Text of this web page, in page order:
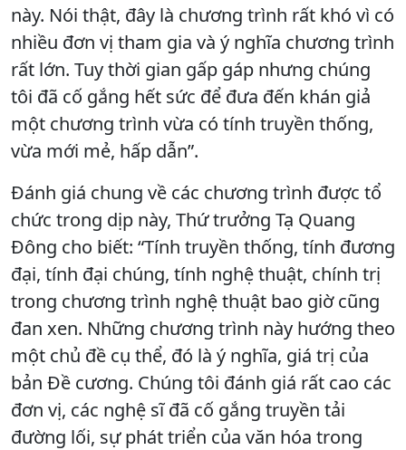
này. Nói thật, đây là chương trình rất khó vì có
nhiều đơn vị tham gia và ý nghĩa chương trình
rất lớn. Tuy thời gian gấp gáp nhưng chúng
tôi đã cố gắng hết sức để đưa đến khán giả
một chương trình vừa có tính truyền thống,
vừa mới mẻ, hấp dẫn”.
Đánh giá chung về các chương trình được tổ
chức trong dịp này, Thứ trưởng Tạ Quang
Đông cho biết: “Tính truyền thống, tính đương
đại, tính đại chúng, tính nghệ thuật, chính trị
trong chương trình nghệ thuật bao giờ cũng
đan xen. Những chương trình này hướng theo
một chủ đề cụ thể, đó là ý nghĩa, giá trị của
bản Đề cương. Chúng tôi đánh giá rất cao các
đơn vị, các nghệ sĩ đã cố gắng truyền tải
đường lối, sự phát triển của văn hóa trong